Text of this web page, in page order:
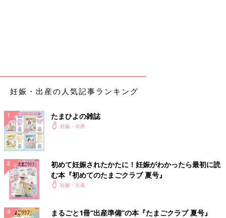
妊娠・出産の人気記事ランキング
たまひよの雑誌
妊娠・出産
初めて妊娠されたかたに！妊娠がわかったら最初に読
む本『初めてのたまごクラブ 夏号』
妊娠・出産
まるごと1冊“出産準備”の本『たまごクラブ 夏号』